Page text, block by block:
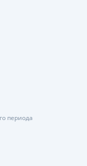
периода